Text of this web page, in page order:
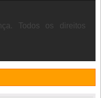
Todos os direitos